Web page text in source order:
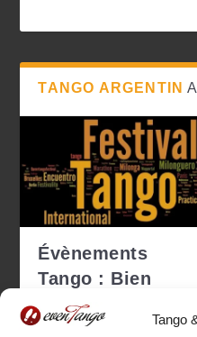
Tango
TANGO ARGENTIN
Évènements
Tango : Bien
choisir pour ne
pas se tro...